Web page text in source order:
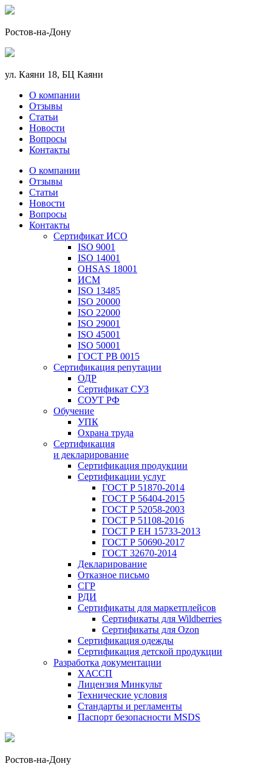
Ростов-на-Дону
ул. Каяни 18, БЦ Каяни
О компании
Отзывы
Статьи
Новости
Вопросы
Контакты
О компании
Отзывы
Статьи
Новости
Вопросы
Контакты
Сертификат ИСО
ISO 9001
ISO 14001
OHSAS 18001
ИСМ
ISO 13485
ISO 20000
ISO 22000
ISO 29001
ISO 45001
ISO 50001
ГОСТ РВ 0015
Сертификация репутации
ОДР
Сертификат СУЗ
СОУТ РФ
Обучение
УПК
Охрана труда
Сертификация
и декларирование
Сертификация продукции
Сертификации услуг
ГОСТ Р 51870-2014
ГОСТ Р 56404-2015
ГОСТ Р 52058-2003
ГОСТ Р 51108-2016
ГОСТ Р ЕН 15733-2013
ГОСТ Р 50690-2017
ГОСТ 32670-2014
Декларирование
Отказное письмо
СГР
РДИ
Сертификаты для маркетплейсов
Сертификаты для Wildberries
Сертификаты для Ozon
Сертификация одежды
Сертификация детской продукции
Разработка документации
ХАССП
Лицензия Минкульт
Технические условия
Стандарты и регламенты
Паспорт безопасности MSDS
Ростов-на-Дону